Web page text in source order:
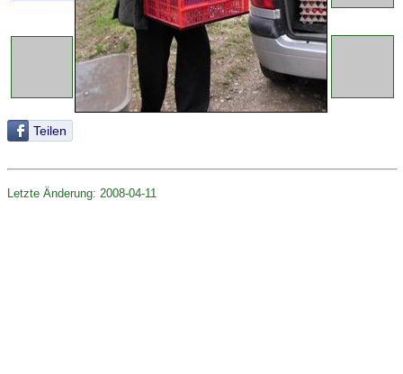
Teilen
Letzte Änderung: 2008-04-11